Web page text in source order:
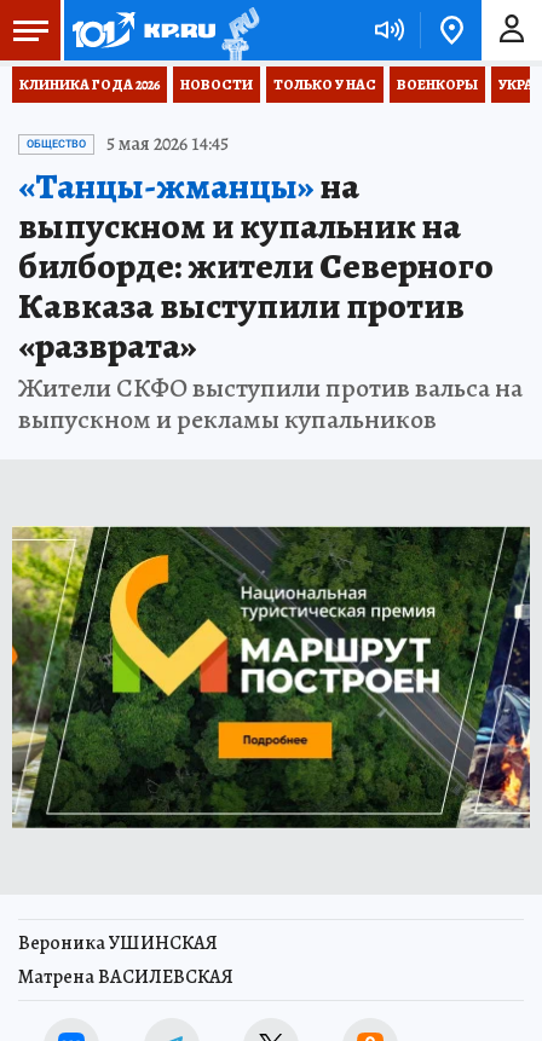
КЛИНИКА ГОДА 2026 НОВОСТИ ТОЛЬКО У НАС ВОЕНКОРЫ
ОБЩЕСТВО 5 мая 2026 14:45
«Танцы-жманцы»на
выпускном и купальник на
билборде: жители Северного
Кавказа выступили против
«разврата»
Жители СКФО выступили против вальса на
выпускном и рекламы купальников
Вероника УШИНСКАЯ
Матрена ВАСИЛЕВСКАЯ